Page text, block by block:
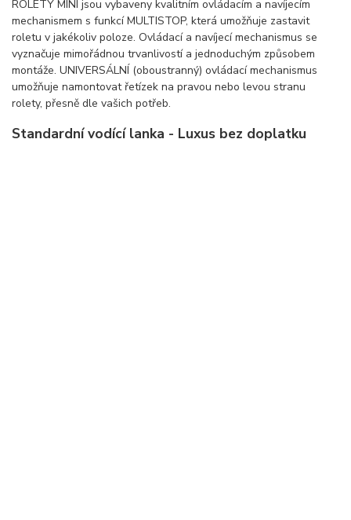
ROLETY MINI jsou vybaveny kvalitním ovládacím a navíjecím
mechanismem s funkcí MULTISTOP, která umožňuje zastavit
roletu v jakékoliv poloze. Ovládací a navíjecí mechanismus se
vyznačuje mimořádnou trvanlivostí a jednoduchým způsobem
montáže. UNIVERSÁLNÍ (oboustranný) ovládací mechanismus
umožňuje namontovat řetízek na pravou nebo levou stranu
rolety, přesně dle vašich potřeb.
Standardní vodící lanka - Luxus bez doplatku